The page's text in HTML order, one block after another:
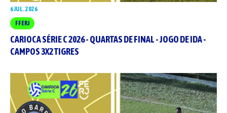
6 JUL. 2026
FFERJ
CARIOCA SÉRIE C 2026 - QUARTAS DE FINAL - JOGO DE IDA -
CAMPOS 3X2 TIGRES